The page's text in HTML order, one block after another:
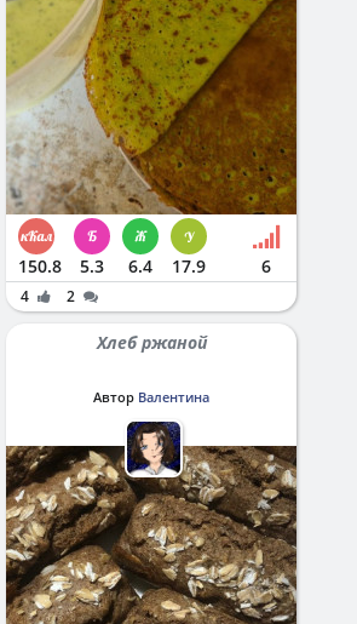
150.8 5.3 6.4 17.9 6
4 2
Хлеб ржаной
Автор Валентина